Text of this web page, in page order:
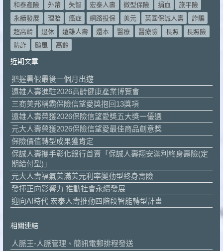
和泰產險
外幣 失智 宏泰人壽 微型保險 捐血
旅平險
永續發展
理賠 癌症 網路投保 美元 英國保誠人壽
詐騙
超高齡
退休 遠雄人壽 還本 醫療 醫療險 長照
長照險
防詐
颱風 高齡
近期文章
把握暑假最後一個月出遊
遠雄人壽進駐2026高齡健康產業博覽會
三商美邦稱霸保險信望愛獎抱回13獎項
遠雄人壽榮獲2026保險信望愛獎五大獎一優選
元大人壽榮獲2026保險信望愛最佳商品創意獎
保險價值轉型成果獲肯定
保誠人壽攜手彰化銀行首賣「保誠人壽翔安滿利終身壽險(定
期給付型)」
元大人壽福氣美滿美元利率變動型終身壽險
發揮正向影響力 推動社會永續發展
迎向AI時代 宏泰人壽推動四階段智能轉型計畫
相關連結
人脈王-人脈管理、簡訊電郵排程發送